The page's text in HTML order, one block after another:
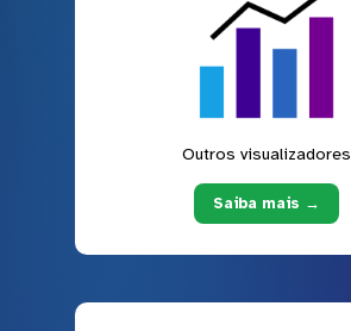
Outros visualizadores
Saiba mais →